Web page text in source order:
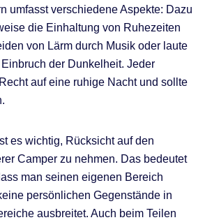
umfasst verschiedene Aspekte: Dazu
die Einhaltung von Ruhezeiten
von Lärm durch Musik oder laute
der Dunkelheit. Jeder
auf eine ruhige Nacht und sollte
es wichtig, Rücksicht auf den
Camper zu nehmen. Das bedeutet
man seinen eigenen Bereich
persönlichen Gegenstände in
ausbreitet. Auch beim Teilen